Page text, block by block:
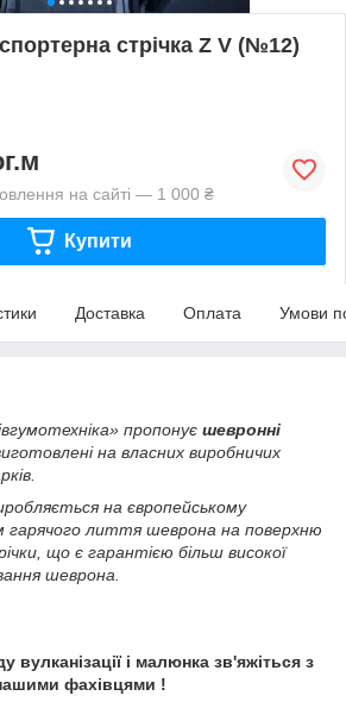
стрічка Z V (№12)
на сайті — 1 000 ₴
Купити
Доставка Оплата Умови
пропонує шевронні
на власних виробничих
на європейському
гарячого лиття шеврона на поверхню
що є гарантією більш високої
шеврона.
вулканізації і малюнка зв'яжіться з
фахівцями !